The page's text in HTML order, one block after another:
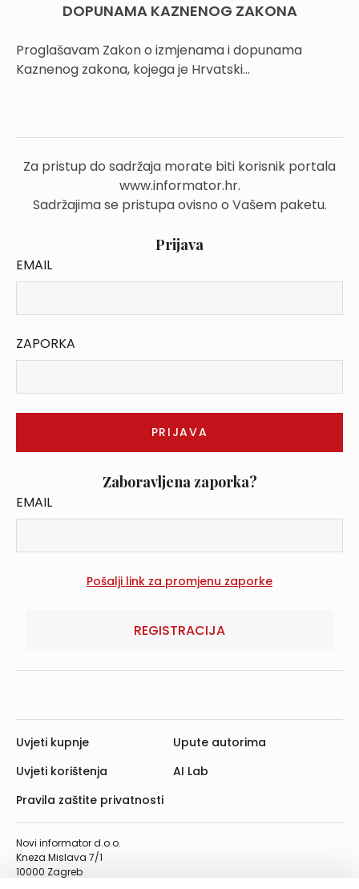
DOPUNAMA KAZNENOG ZAKONA
Proglašavam Zakon o izmjenama i dopunama
Kaznenog zakona, kojega je Hrvatski...
Za pristup do sadržaja morate biti korisnik portala
www.informator.hr.
Sadržajima se pristupa ovisno o Vašem paketu.
Prijava
EMAIL
ZAPORKA
Zaboravljena zaporka?
EMAIL
REGISTRACIJA
Novi informator d.o.o.
Kneza Mislava 7/1
10000 Zagreb
Uvjeti kupnje
Uvjeti korištenja
Pravila zaštite privatnosti
Upute autorima
AI Lab